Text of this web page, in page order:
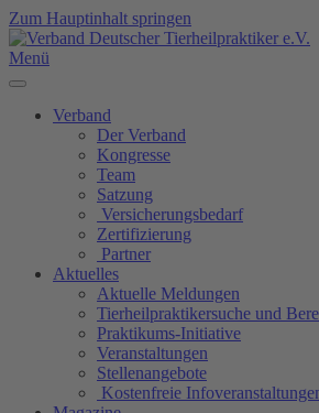
Zum Hauptinhalt springen
Menü
Verband
Der Verband
Kongresse
Team
Satzung
Versicherungsbedarf
Zertifizierung
Partner
Aktuelles
Aktuelle Meldungen
Tierheilpraktikersuche und
Praktikums-Initiative
Veranstaltungen
Stellenangebote
Kostenfreie